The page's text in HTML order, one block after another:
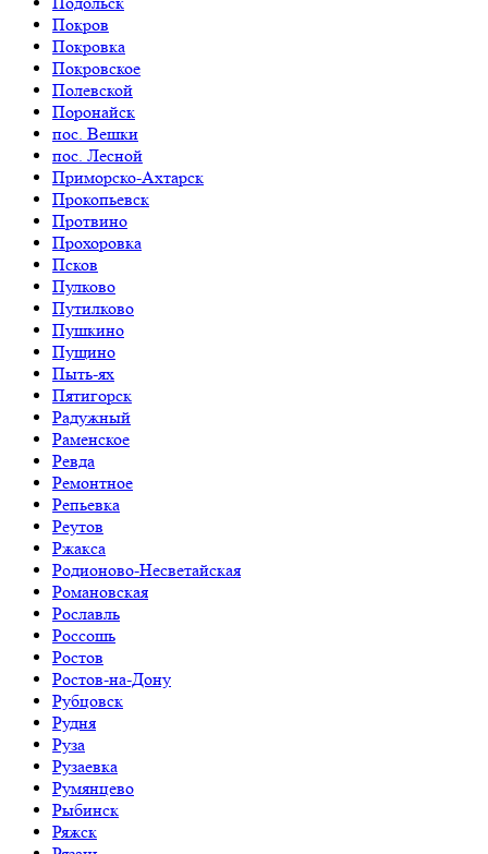
Покров
Покровка
Покровское
Полевской
Поронайск
пос. Вешки
пос. Лесной
Приморско-Ахтарск
Прокопьевск
Протвино
Прохоровка
Псков
Пулково
Путилково
Пушкино
Пущино
Пыть-ях
Пятигорск
Радужный
Раменское
Ревда
Ремонтное
Репьевка
Реутов
Ржакса
Родионово-Несветайская
Романовская
Рославль
Россошь
Ростов
Ростов-на-Дону
Рубцовск
Рудня
Руза
Рузаевка
Румянцево
Рыбинск
Ряжск